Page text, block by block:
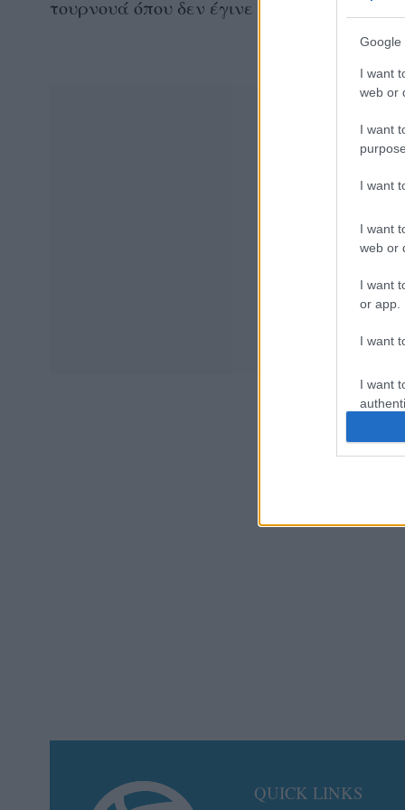
Google
I want
web or
I want
I want
I want
web or
I want
or app.
I want
I want
τουρνουά όπου δεν έγινε τελικός και
QUICK LINKS